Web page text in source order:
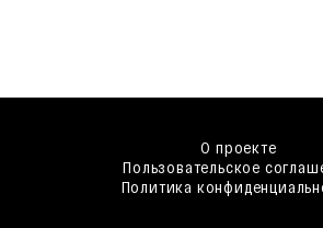
О проекте
Пользовательское
Политика